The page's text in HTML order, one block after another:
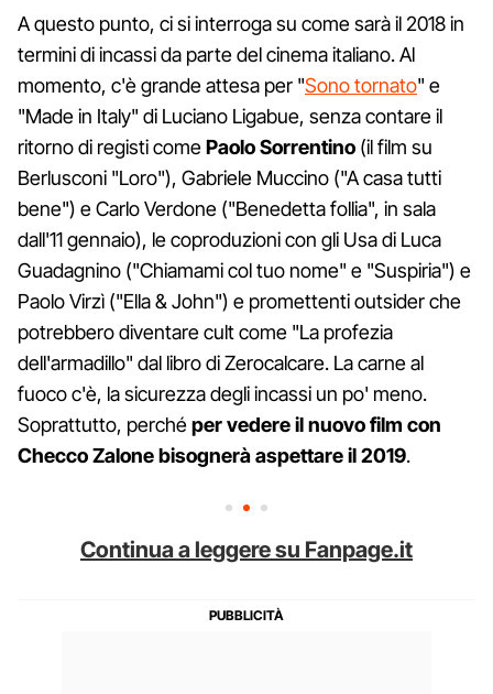
A questo punto, ci si interroga su come sarà il 2018 in
termini di incassi da parte del cinema italiano. Al
momento, c'è grande attesa per "Sono tornato" e
"Made in Italy" di Luciano Ligabue, senza contare il
ritorno di registi comePaolo Sorrentino (il film su
Berlusconi "Loro"), Gabriele Muccino ("A casa tutti
bene") e Carlo Verdone ("Benedetta follia", in sala
dall'11 gennaio), le coproduzioni con gli Usa di Luca
Guadagnino ("Chiamami col tuo nome" e "Suspiria") e
Paolo Virzì ("Ella & John") e promettenti outsider che
potrebbero diventare cult come "La profezia
dell'armadillo" dal libro di Zerocalcare. La carne al
fuoco c'è, la sicurezza degli incassi un po' meno.
Soprattutto, perchéper vedere il nuovo film con
Checco Zalone bisognerà aspettare il 2019.
Continua a leggere su Fanpage.it